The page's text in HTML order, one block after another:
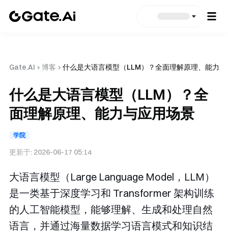
Gate.AI › 博客 › 什么是大语言模型（LLM）？全面理解原理、能力
什么是大语言模型（LLM）？全
面理解原理、能力与应用场景
学院
更新于: 2026-06-17 05:14
大语言模型（Large Language Model，LLM）
是一类基于深度学习和 Transformer 架构训练
的人工智能模型，能够理解、生成和处理自然
语言，并通过海量数据学习语言模式和知识结